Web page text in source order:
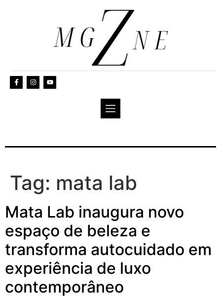
Tag: mata lab
Mata Lab inaugura novo
espaço de beleza e
transforma autocuidado em
experiência de luxo
contemporâneo